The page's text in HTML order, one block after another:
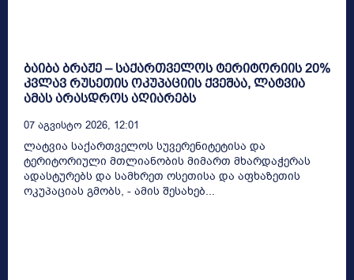
ბაიბა ბრაჟე – საქართველოს ტერიტორიის 20%
კვლავ რუსეთის ოკუპაციის ქვეშაა, ლატვია
ამას არასდროს აღიარებს
07 Აგვისტო 2026, 12:01
ლატვია საქართველოს სუვერენიტეტისა და
ტერიტორიული მთლიანობის მიმართ მხარდაჭერას
ადასტურებს და სამხრეთ ოსეთისა და აფხაზეთის
ოკუპაციას გმობს, - ამის შესახებ...